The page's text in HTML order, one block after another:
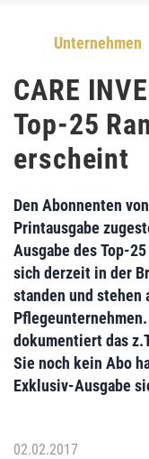
Unternehmen
CARE
Top-25
erscheint
Den Abonnenten
Printausgabe
Ausgabe desTop-
sich derzeit in der
standen und stehen
Pflegeunternehmen.
dokumentiert das
Sie noch kein Abo
Exklusiv-Ausgabe
02.02.2017